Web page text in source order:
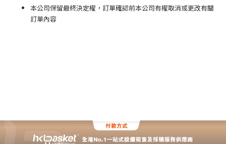
本公司保留最終決定權，訂單確認前本公司有權取消或更改有關
訂單內容